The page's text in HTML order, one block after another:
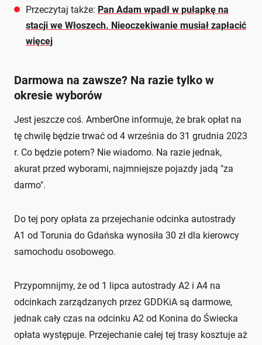
Przeczytaj także: Pan Adam wpadł w pułapkę na
stacji we Włoszech. Nieoczekiwanie musiał zapłacić
więcej
Darmowa na zawsze? Na razie tylko w
okresie wyborów
Jest jeszcze coś. AmberOne informuje, że brak opłat na
tę chwilę będzie trwać od 4 września do 31 grudnia 2023
r. Co będzie potem? Nie wiadomo. Na razie jednak,
akurat przed wyborami, najmniejsze pojazdy jadą "za
darmo".
Do tej pory opłata za przejechanie odcinka autostrady
A1 od Torunia do Gdańska wynosiła 30 zł dla kierowcy
samochodu osobowego.
Przypomnijmy, że od 1 lipca autostrady A2 i A4 na
odcinkach zarządzanych przez GDDKiA są darmowe,
jednak cały czas na odcinku A2 od Konina do Świecka
opłata występuje. Przejechanie całej tej trasy kosztuje aż